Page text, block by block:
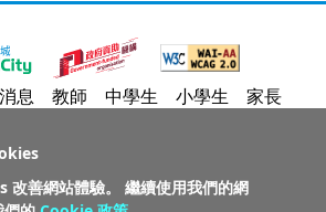
息 教師 中學生 小學生
家長
服務條款 版權及知識產權政策
改善網站體驗。 繼續使用我們的網